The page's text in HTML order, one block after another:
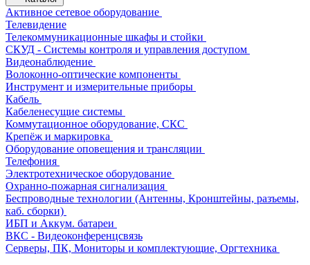
Активное сетевое оборудование
Телевидение
Телекоммуникационные шкафы и стойки
СКУД - Системы контроля и управления доступом
Видеонаблюдение
Волоконно-оптические компоненты
Инструмент и измерительные приборы
Кабель
Кабеленесущие системы
Коммутационное оборудование, СКС
Крепёж и маркировка
Оборудование оповещения и трансляции
Телефония
Электротехническое оборудование
Охранно-пожарная сигнализация
Беспроводные технологии (Антенны, Кронштейны, разъемы,
каб. сборки)
ИБП и Аккум. батареи
ВКС - Видеоконференцсвязь
Серверы, ПК, Мониторы и комплектующие, Оргтехника